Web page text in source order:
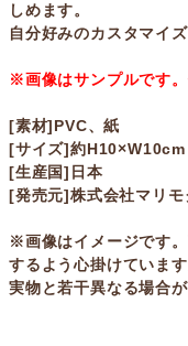
しめます。
自分好みのカスタマイ
※画像はサンプルです。
[素材]PVC、紙
[サイズ]約H10×W10cm
[生産国]日本
[発売元]株式会社マリモ
※画像はイメージです
するよう心掛けていま
実物と若干異なる場合が